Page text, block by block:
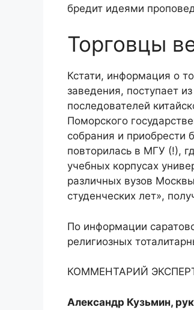
бредит идеями
Торговцы
Кстати, информация о
заведения, поступает
последователей
Поморского
собрания и приобрести
повторилась в МГУ (!),
учебных корпусах
различных вузов
студенческих лет»,
По информации
религиозных
КОММЕНТАРИЙ
Александр Кузьмин,